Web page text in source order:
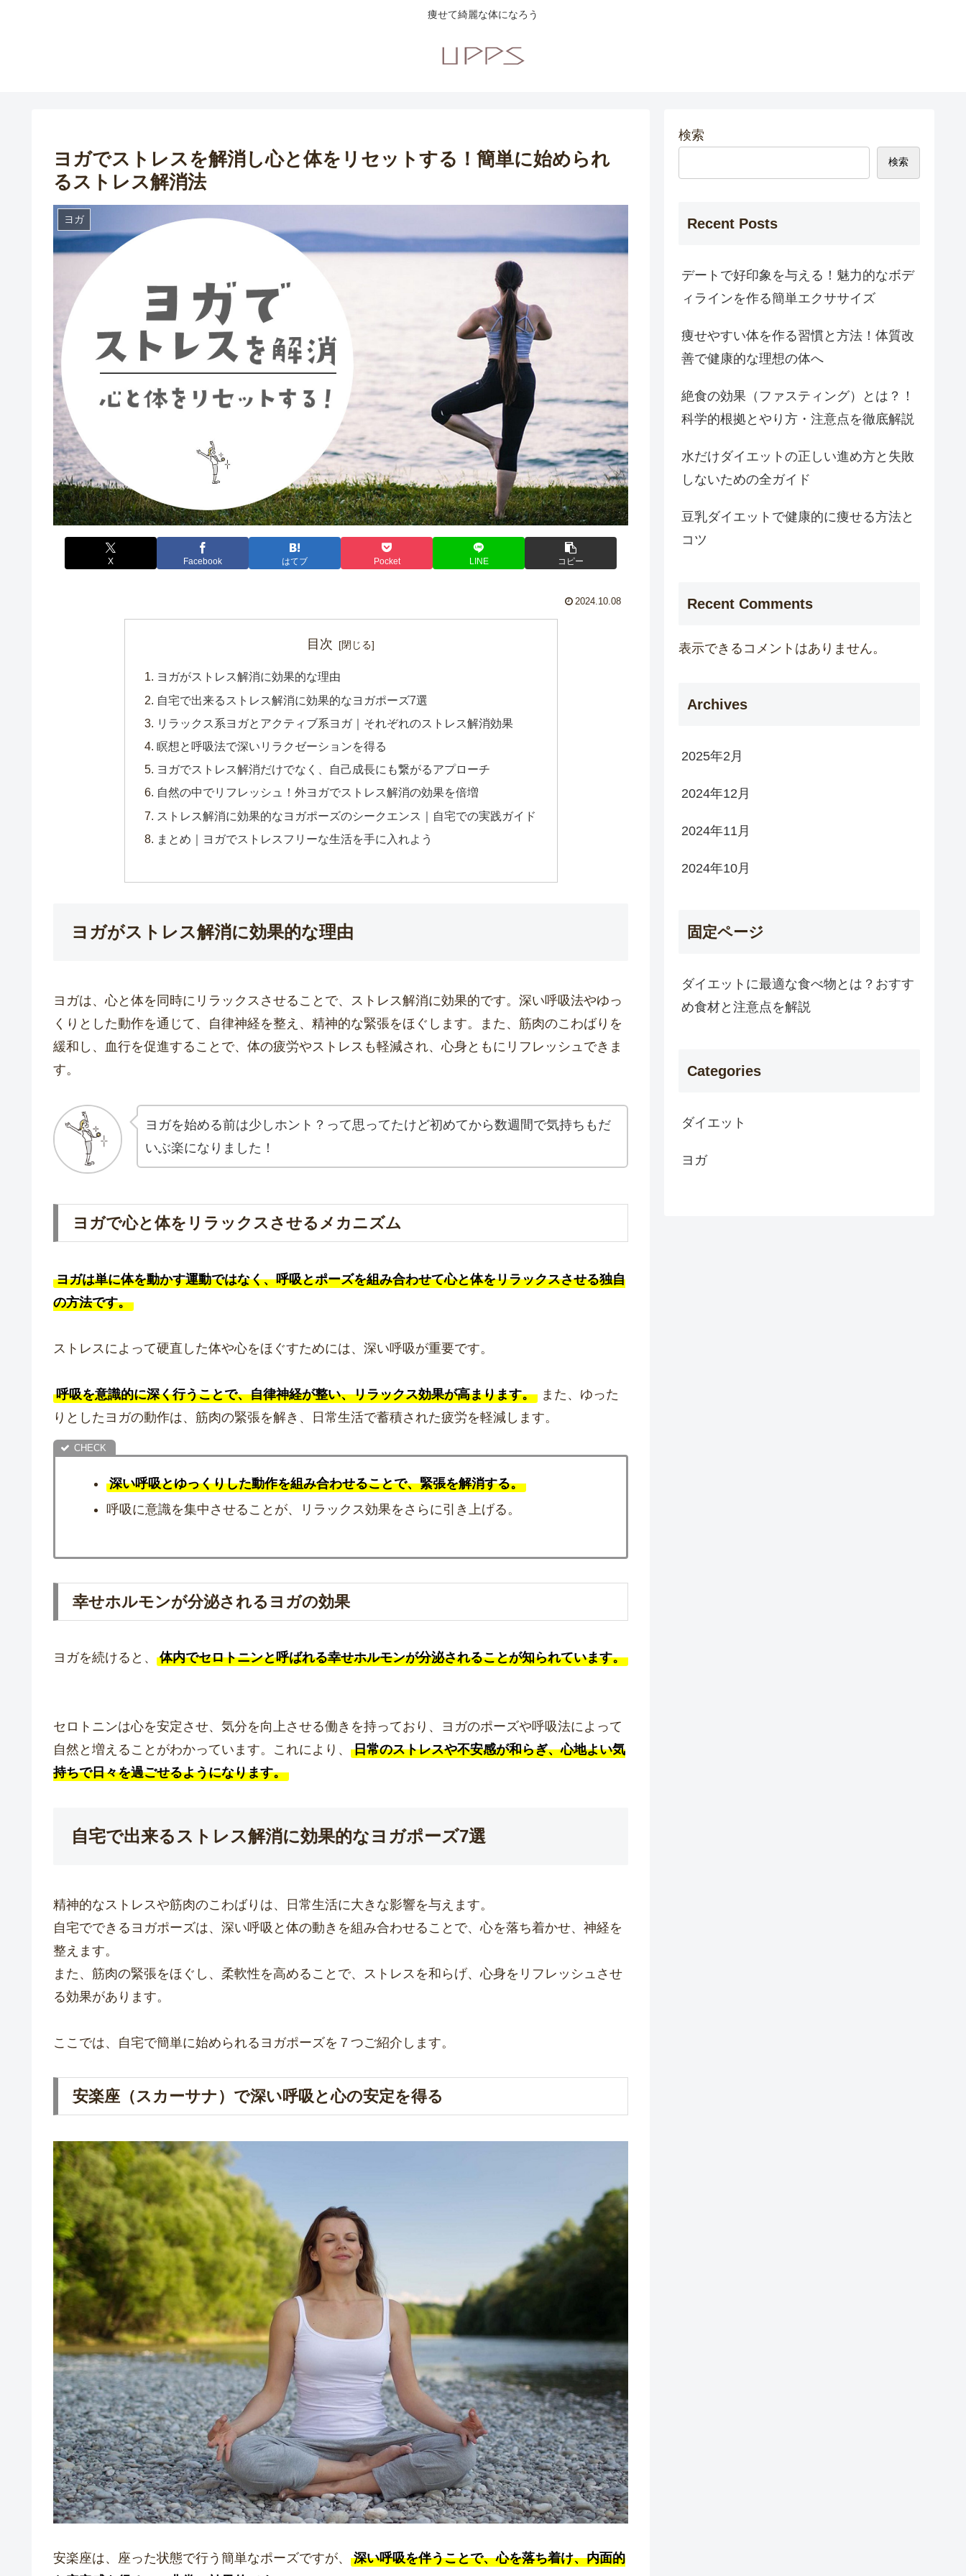
痩せて綺麗な体になろう
ヨガでストレスを解消し心と体をリセットする！簡単に始められ
るストレス解消法
ヨガ
X Facebook はてブ Pocket LINE コピー
2024.10.08
目次
ヨガがストレス解消に効果的な理由
自宅で出来るストレス解消に効果的なヨガポーズ7選
リラックス系ヨガとアクティブ系ヨガ｜それぞれのストレス解消効果
瞑想と呼吸法で深いリラクゼーションを得る
ヨガでストレス解消だけでなく、自己成長にも繋がるアプローチ
自然の中でリフレッシュ！外ヨガでストレス解消の効果を倍増
ストレス解消に効果的なヨガポーズのシークエンス｜自宅での実践ガイド
まとめ｜ヨガでストレスフリーな生活を手に入れよう
ヨガがストレス解消に効果的な理由
ヨガは、心と体を同時にリラックスさせることで、ストレス解消に効果的です。深い呼吸法やゆっ
くりとした動作を通じて、自律神経を整え、精神的な緊張をほぐします。また、筋肉のこわばりを
緩和し、血行を促進することで、体の疲労やストレスも軽減され、心身ともにリフレッシュできま
す。
ヨガを始める前は少しホント？って思ってたけど初めてから数週間で気持ちもだ
いぶ楽になりました！
ヨガで心と体をリラックスさせるメカニズム
ヨガは単に体を動かす運動ではなく、呼吸とポーズを組み合わせて心と体をリラックスさせる独自
の方法です。
ストレスによって硬直した体や心をほぐすためには、深い呼吸が重要です。
呼吸を意識的に深く行うことで、自律神経が整い、リラックス効果が高まります。
また、ゆった
りとしたヨガの動作は、筋肉の緊張を解き、日常生活で蓄積された疲労を軽減します。
深い呼吸とゆっくりした動作を組み合わせることで、緊張を解消する。
呼吸に意識を集中させることが、リラックス効果をさらに引き上げる。
幸せホルモンが分泌されるヨガの効果
ヨガを続けると、 体内でセロトニンと呼ばれる幸せホルモンが分泌されることが知られています。
セロトニンは心を安定させ、気分を向上させる働きを持っており、ヨガのポーズや呼吸法によって
自然と増えることがわかっています。これにより、
日常のストレスや不安感が和らぎ、心地よい気
持ちで日々を過ごせるようになります。
自宅で出来るストレス解消に効果的なヨガポーズ7選
精神的なストレスや筋肉のこわばりは、日常生活に大きな影響を与えます。
自宅でできるヨガポーズは、深い呼吸と体の動きを組み合わせることで、心を落ち着かせ、神経を
整えます。
また、筋肉の緊張をほぐし、柔軟性を高めることで、ストレスを和らげ、心身をリフレッシュさせ
る効果があります。
ここでは、自宅で簡単に始められるヨガポーズを７つご紹介します。
安楽座（スカーサナ）で深い呼吸と心の安定を得る
安楽座は、座った状態で行う簡単なポーズですが、
深い呼吸を伴うことで、心を落ち着け、内面的
検索
検索
Recent Posts
デートで好印象を与える！魅力的なボデ
ィラインを作る簡単エクササイズ
痩せやすい体を作る習慣と方法！体質改
善で健康的な理想の体へ
絶食の効果（ファスティング）とは？！
科学的根拠とやり方・注意点を徹底解説
水だけダイエットの正しい進め方と失敗
しないための全ガイド
豆乳ダイエットで健康的に痩せる方法と
コツ
Recent Comments
表示できるコメントはありません。
Archives
2025年2月
2024年12月
2024年11月
2024年10月
固定ページ
ダイエットに最適な食べ物とは？おすす
め食材と注意点を解説
Categories
ダイエット
ヨガ